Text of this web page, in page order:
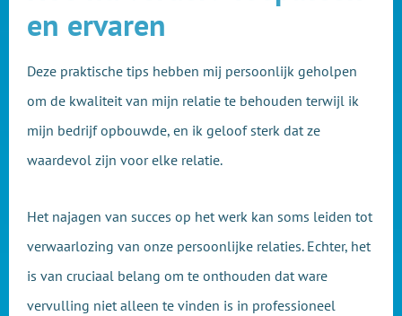
en ervaren
Deze praktische tips hebben mij persoonlijk geholpen
om de kwaliteit van mijn relatie te behouden terwijl ik
mijn bedrijf opbouwde, en ik geloof sterk dat ze
waardevol zijn voor elke relatie.
Het najagen van succes op het werk kan soms leiden tot
verwaarlozing van onze persoonlijke relaties. Echter, het
is van cruciaal belang om te onthouden dat ware
vervulling niet alleen te vinden is in professioneel